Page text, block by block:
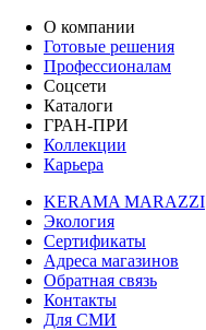
О компании
Готовые решения
Профессионалам
Соцсети
Каталоги
ГРАН-ПРИ
Коллекции
Карьера
KERAMA MARAZZI
Экология
Сертификаты
Адреса магазинов
Обратная связь
Контакты
Для СМИ